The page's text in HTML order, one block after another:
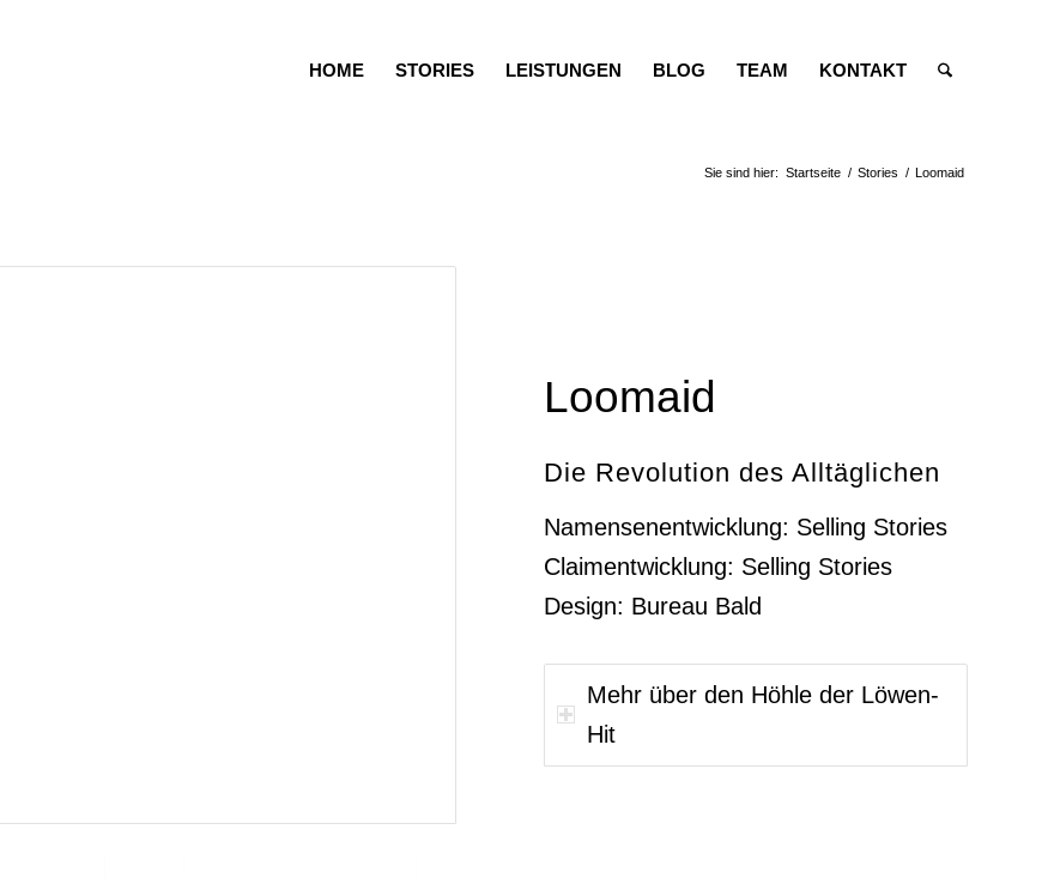
HOME STORIES LEISTUNGEN BLOG TEAM KONTAKT
Sie sind hier: Startseite / Stories / Loomaid
Loomaid
Die Revolution des Alltäglichen
Namensenentwicklung: Selling Stories
Claimentwicklung: Selling Stories
Design: Bureau Bald
Mehr über den Höhle der Löwen-
Hit